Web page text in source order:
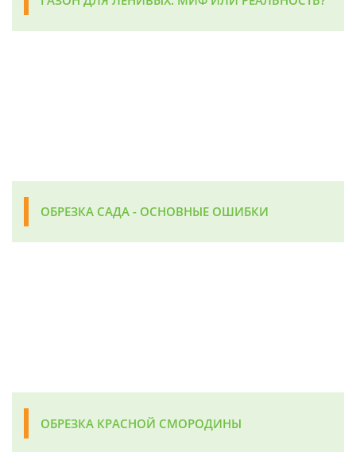
ОБРЕЗКА САДА - ОСНОВНЫЕ ОШИБКИ
ОБРЕЗКА КРАСНОЙ СМОРОДИНЫ